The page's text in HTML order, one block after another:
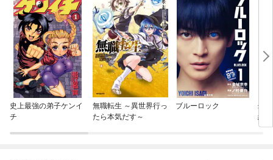
史上最強の弟子ケンイ
チ
無職転生 ～異世界行っ
たら本気だす～
ブルーロック
幻
継